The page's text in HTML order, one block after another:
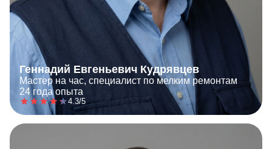
Геннадий Евгеньевич Кудрявцев
Мастер на час, специалист по мелким ремонтам
24 года опыта
4.3/5